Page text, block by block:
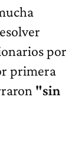
por
primera
"sin